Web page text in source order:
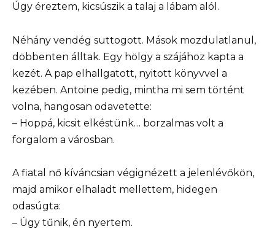
Úgy éreztem, kicsúszik a talaj a lábam alól.
Néhány vendég suttogott. Mások mozdulatlanul,
döbbenten álltak. Egy hölgy a szájához kapta a
kezét. A pap elhallgatott, nyitott könyvvel a
kezében. Antoine pedig, mintha mi sem történt
volna, hangosan odavetette:
– Hoppá, kicsit elkéstünk… borzalmas volt a
forgalom a városban.
A fiatal nő kíváncsian végignézett a jelenlévőkön,
majd amikor elhaladt mellettem, hidegen
odasúgta:
– Úgy tűnik, én nyertem.